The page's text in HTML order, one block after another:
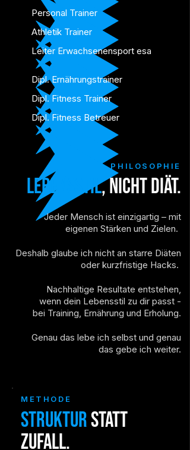
Personal Trainer
Athletik Trainer
Leiter Erwachsenensport esa
Dipl. Ernährungstrainer
Dipl. Fitness Trainer
Dipl. Fitness Betreuer
PHILOSOPHIE
​Lebensstil, nichtDiät.
Jeder Mensch ist einzigartig – mit
eigenen Stärken und Zielen.
Deshalb glaube ich nicht an starre Diäten
oder kurzfristige Hacks.
Nachhaltige Resultate entstehen,
wenn dein Lebensstil zu dir passt -
bei Training, Ernährung und Erholung.
Genau das lebe ich selbst und genau
das gebe ich weiter.
METHODE
Strukturstatt
Zufall.